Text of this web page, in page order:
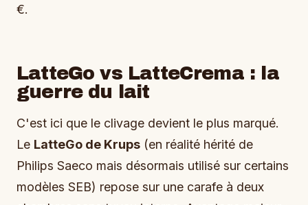
€.
LatteGo vs LatteCrema : la
guerre du lait
C'est ici que le clivage devient le plus marqué.
Le LatteGo de Krups (en réalité hérité de
Philips Saeco mais désormais utilisé sur certains
modèles SEB) repose sur une carafe à deux